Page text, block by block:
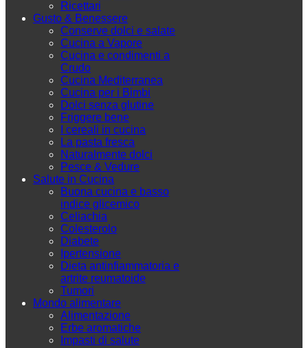
Ricettari
Gusto & Benessere
Conserve dolci e salate
Cucina a Vapore
Cucina e condimenti a
Crudo
Cucina Mediterranea
Cucina per i Bimbi
Dolci senza glutine
Friggere bene
I cereali in cucina
La pasta fresca
Naturalmente dolci
Pesce & Vedure
Salute in Cucina
Buona cucina e basso
indice glicemico
Celiachia
Colesterolo
Diabete
Ipertensione
Dieta antinfiammatoria e
artrite reumatoide
Tumori
Mondo alimentare
Alimentazione
Erbe aromatiche
Impasti di salute